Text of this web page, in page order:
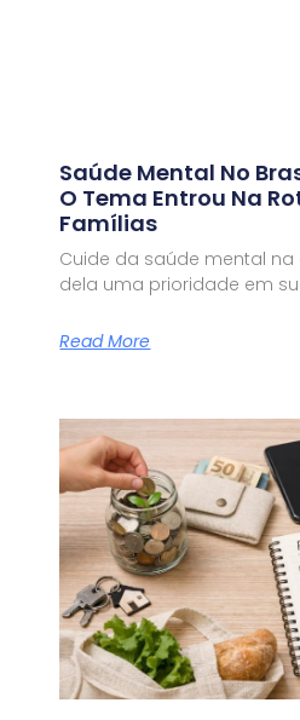
Saúde Mental No
O Tema Entrou Na
Famílias
Cuide da saúde mental
dela uma prioridade em
Read More